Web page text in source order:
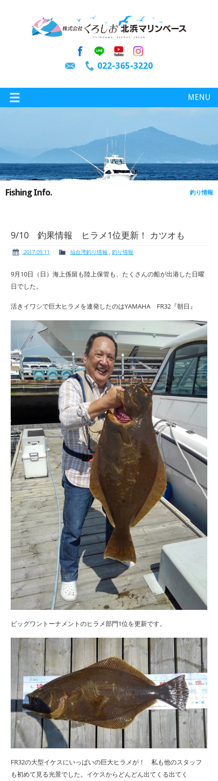
022-365-3220
MENU
特選情報
サービス案内 イベント情報
新艇・展示艇情報 中古艇情報
求人情報 会社概要
Fishing Info. 釣り情報
9/10 釣果情報 ヒラメ1位更新！ カツオも
2017.09.11 仙台湾釣り情報 ,釣り情報
9月10日（日）海上係留も陸上保管も、たくさんの船が出港した日曜
日でした。
活きイワシで巨大ヒラメを連発したのはYAMAHA FR32『朝日』
ビッグワントーナメントのヒラメ部門1位を更新です。
FR32の大型イケスにいっぱいの巨大ヒラメが！ 私も他のスタッフ
も初めて見る光景でした。イケスからどんどん出てくる出てく